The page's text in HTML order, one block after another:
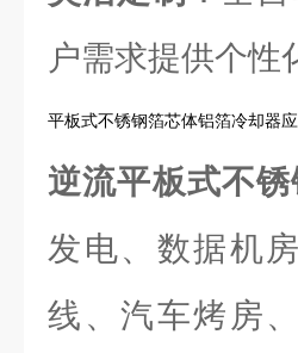
户需求提供个性
平板式不锈钢箔芯体铝箔冷却器
逆流平板式不
发电、数据机
线、汽车烤房